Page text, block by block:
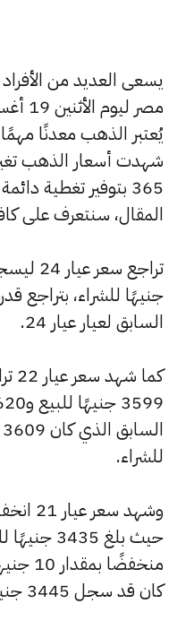
يسعى العديد من
يُعتبر الذهب معدنًا
شهدت أسعار الذهب
365 بتوفير تغطية
المقال، سنتعرف على
السابق لعيار عيار 24.
للشراء.
وشهد
كان قد سجل 3445 جنيهًا للبيع و 3465 جنيهًا للشراء.